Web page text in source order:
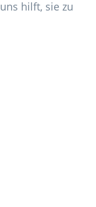
hilft, sie zu